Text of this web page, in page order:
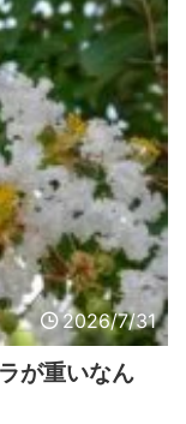
2026/7/31
が重いなん